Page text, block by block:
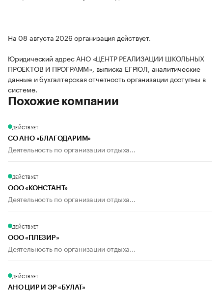
На 08 августа 2026 организация действует.
Юридический адрес АНО «ЦЕНТР РЕАЛИЗАЦИИ ШКОЛЬНЫХ
ПРОЕКТОВ И ПРОГРАММ», выписка ЕГРЮЛ, аналитические
данные и бухгалтерская отчетность организации доступны в
системе.
Похожие компании
ДЕЙСТВУЕТ
СО АНО «БЛАГОДАРИМ»
Деятельность по организации отдыха...
ДЕЙСТВУЕТ
ООО «КОНСТАНТ»
Деятельность по организации отдыха...
ДЕЙСТВУЕТ
ООО «ПЛЕЗИР»
Деятельность по организации отдыха...
ДЕЙСТВУЕТ
АНО ЦИР И ЭР «БУЛАТ»